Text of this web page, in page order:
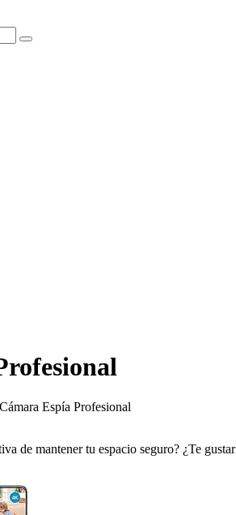
Espía Profesional
de mantener tu espacio seguro? ¿Te